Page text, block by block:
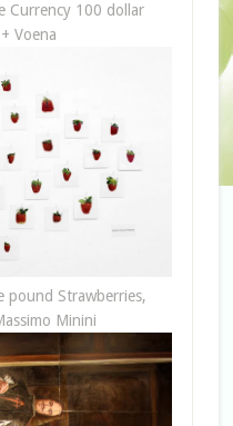
Currency 100 dollar
Voena
pound Strawberries,
Minini